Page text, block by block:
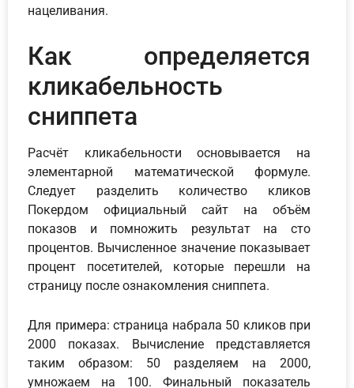
нацеливания.
Как определяется
кликабельность
сниппета
Расчёт кликабельности основывается на
элементарной математической формуле.
Следует разделить количество кликов
Покердом официальный сайт на объём
показов и помножить результат на сто
процентов. Вычисленное значение показывает
процент посетителей, которые перешли на
страницу после ознакомления сниппета.
Для примера: страница набрала 50 кликов при
2000 показах. Вычисление представляется
таким образом: 50 разделяем на 2000,
умножаем на 100. Финальный показатель